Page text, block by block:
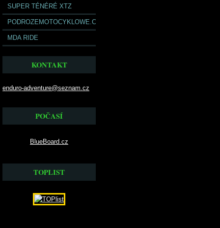
SUPER TÉNÉRÉ XTZ
PODROZEMOTOCYKLOWE.COM
MDA RIDE
KONTAKT
enduro-adventure@seznam.cz
POČASÍ
BlueBoard.cz
TOPLIST